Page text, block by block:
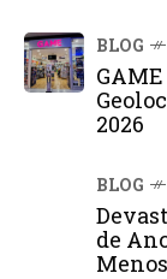
BLOG
2026
BLOG
de